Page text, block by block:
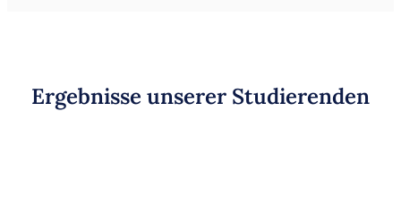
Ergebnisse unserer Studierenden